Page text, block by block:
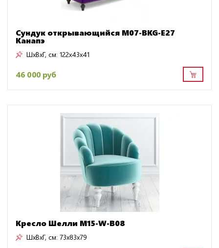
Сундук открывающийся M07-BKG-E27
Канапэ
ШxВxГ, см: 122x43x41
46 000 руб
Кресло Шелли M15-W-B08
ШxВxГ, см: 73x83x79